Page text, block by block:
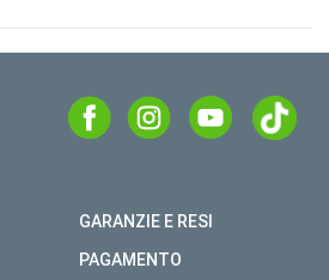
GARANZIE E RESI
PAGAMENTO